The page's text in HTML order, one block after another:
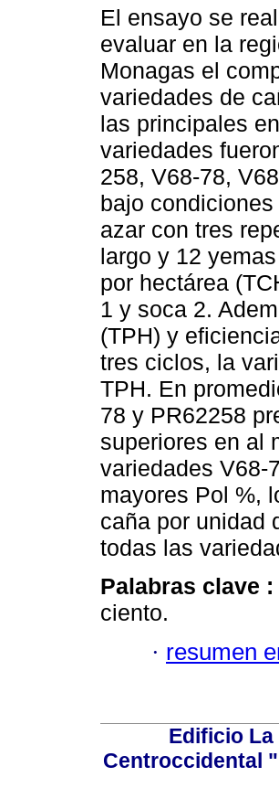
El ensayo se
evaluar en la
Monagas el
variedades de
las principales
variedades
258, V68-78,
bajo
azar con tres
largo y 12
por hectárea
1 y soca 2.
(TPH) y
tres ciclos, la
TPH. En
78 y PR62258
superiores en al
variedades V68-
mayores Pol %,
caña por unidad
todas las
Palabras clave :
ciento.
· resumen
Edificio La
Centroccidental